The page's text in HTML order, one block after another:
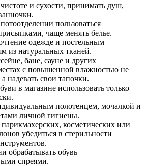
и сухости, принимать душ,
пользоваться
чаще менять белье.
одежде и постельным
из натуральных тканей.
бане, сауне и других
с повышенной влажностью не
надевать свои тапочки.
в магазине использовать только
полотенцем, мочалкой и
личной гигиены.
косметических или
убедиться в стерильности
обрабатывать обувь
спреями.